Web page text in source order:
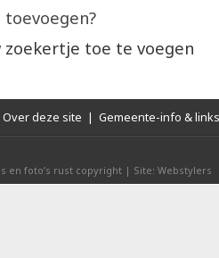
zoekertje toe te voegen
Over deze site | Gemeente-info & links
en foto’s rust copyright | Site: Webstylers